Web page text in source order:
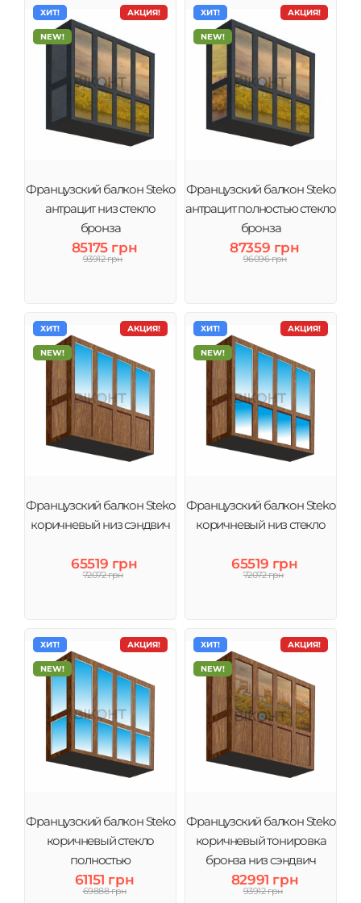
АКЦИЯ!
ХИТ!
NEW!
Французский балкон Steko
антрацит низ стекло
бронза
85175 грн
93912 грн
АКЦИЯ!
ХИТ!
NEW!
Французский балкон Steko
антрацит полностью стекло
бронза
87359 грн
96096 грн
АКЦИЯ!
ХИТ!
NEW!
Французский балкон Steko
коричневый низ сэндвич
65519 грн
72072 грн
АКЦИЯ!
ХИТ!
NEW!
Французский балкон Steko
коричневый низ стекло
65519 грн
72072 грн
АКЦИЯ!
ХИТ!
NEW!
Французский балкон Steko
коричневый стекло
полностью
61151 грн
69888 грн
АКЦИЯ!
ХИТ!
NEW!
Французский балкон Steko
коричневый тонировка
бронза низ сэндвич
82991 грн
93912 грн